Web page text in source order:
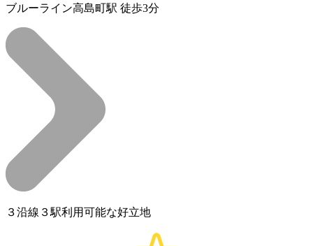
ブルーライン高島町駅 徒歩3分
３沿線３駅利用可能な好立地